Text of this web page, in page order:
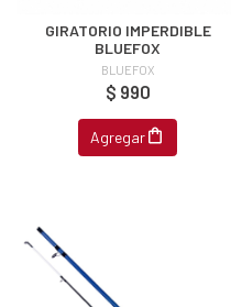
GIRATORIO IMPERDIBLE
BLUEFOX
BLUEFOX
$ 990
Agregar